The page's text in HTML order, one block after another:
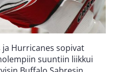
ja Hurricanes sopivat
suuntiin liikkui